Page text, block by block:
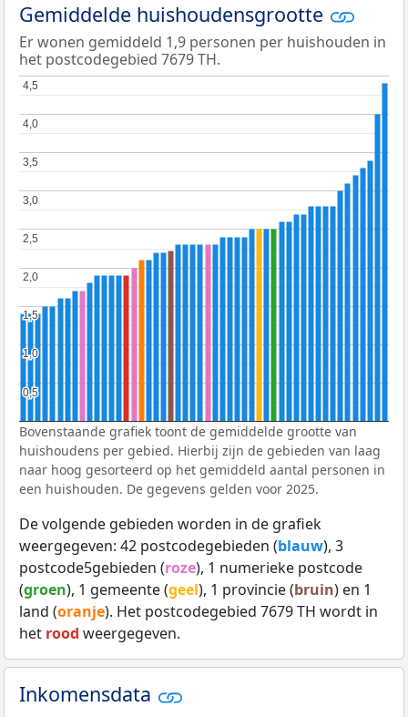
Gemiddelde huishoudensgrootte
Er wonen gemiddeld 1,9 personen per huishouden in
het postcodegebied 7679 TH.
0,5
0,5
1,0
1,0
1,5
1,5
2,0
2,0
2,5
2,5
3,0
3,0
3,5
3,5
4,0
4,0
4,5
4,5
Bovenstaande grafiek toont de gemiddelde grootte van
huishoudens per gebied. Hierbij zijn de gebieden van laag
naar hoog gesorteerd op het gemiddeld aantal personen in
een huishouden. De gegevens gelden voor 2025.
De volgende gebieden worden in de grafiek
weergegeven: 42 postcodegebieden (blauw), 3
postcode5gebieden (roze), 1 numerieke postcode
(groen), 1 gemeente (geel), 1 provincie (bruin) en 1
land (oranje). Het postcodegebied 7679 TH wordt in
het rood weergegeven.
Inkomensdata